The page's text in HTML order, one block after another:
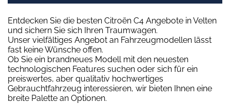
Entdecken Sie die besten Citroën C4 Angebote in Velten
und sichern Sie sich Ihren Traumwagen.
Unser vielfältiges Angebot an Fahrzeugmodellen lässt
fast keine Wünsche offen.
Ob Sie ein brandneues Modell mit den neuesten
technologischen Features suchen oder sich für ein
preiswertes, aber qualitativ hochwertiges
Gebrauchtfahrzeug interessieren, wir bieten Ihnen eine
breite Palette an Optionen.